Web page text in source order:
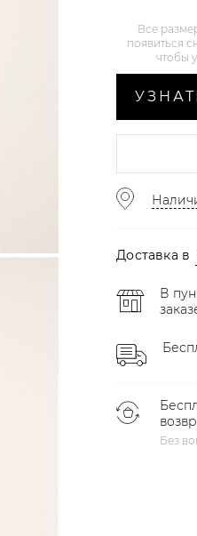
Все
появиться
чтобы
Доставка в
В
Без